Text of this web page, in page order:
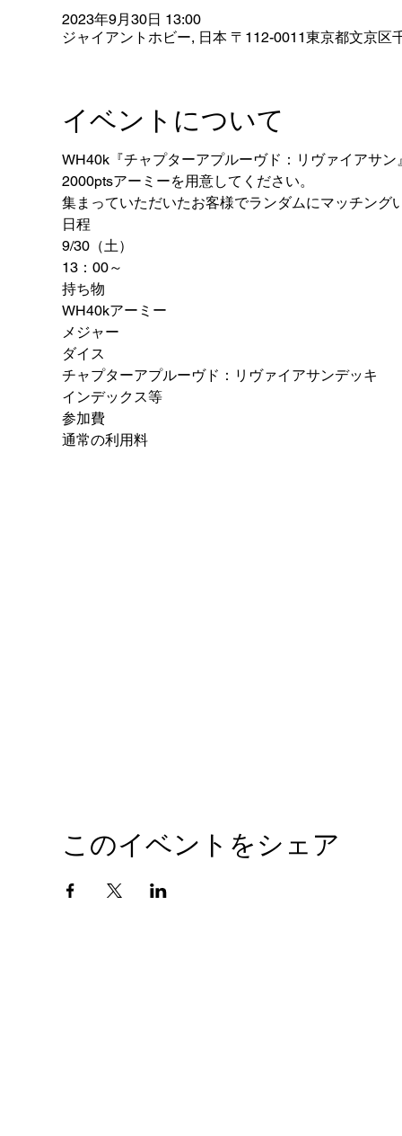
2023年9月30日 13:00
ジャイアントホビー, 日本 〒112-0011東京都文京区
イベントについて
WH40k『チャプターアプルーヴド：リヴァイアサ
2000ptsアーミーを用意してください。
集まっていただいたお客様でランダムにマッチング
日程
9/30（土）
13：00～
持ち物
WH40kアーミー
メジャー
ダイス
チャプターアプルーヴド：リヴァイアサンデッキ
インデックス等
参加費
通常の利用料
このイベントをシェア